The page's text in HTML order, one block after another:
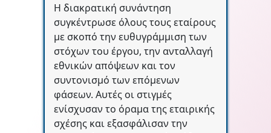
Η διακρατική συνάντηση
συγκέντρωσε όλους τους εταίρους
με σκοπό την ευθυγράμμιση των
στόχων του έργου, την ανταλλαγή
εθνικών απόψεων και τον
συντονισμό των επόμενων
φάσεων. Αυτές οι στιγμές
ενίσχυσαν το όραμα της εταιρικής
σχέσης και εξασφάλισαν την